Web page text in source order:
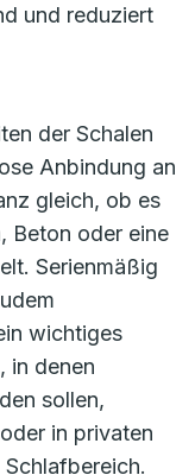
und reduziert
der Schalen
Anbindung an
gleich, ob es
Beton oder eine
Serienmäßig
wichtiges
in denen
sollen,
in privaten